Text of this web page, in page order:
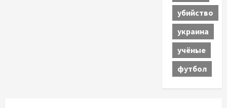
убийство
украина
учёные
футбол